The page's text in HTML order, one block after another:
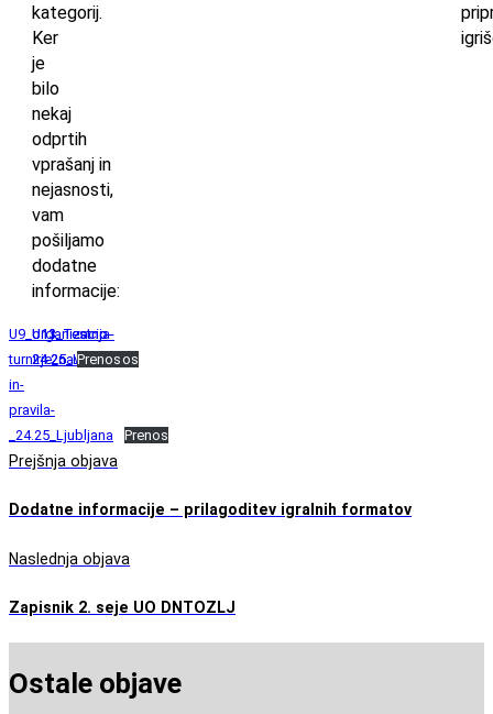
kategorij.
Ker
je
bilo
nekaj
odprtih
vprašanj in
nejasnosti,
vam
pošiljamo
dodatne
informacije:
U9_organizacija-
turnirje_navodila-
in-
pravila-
_24.25_Ljubljana
Prenos
U11_Testno-
24.25_Lj
Prenos
U13_Testno-
24.25
Prenos
Prejšnja objava
Dodatne informacije – prilagoditev igralnih formatov
Naslednja objava
Zapisnik 2. seje UO DNTOZLJ
Ostale objave